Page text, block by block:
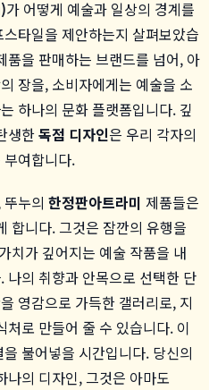
가 어떻게 예술과 일상의 경계를
타일을 제안하는지 살펴보았습
품을 판매하는 브랜드를 넘어, 아
장을, 소비자에게는 예술을 소
하나의 문화 플랫폼입니다. 깊
생한독점 디자인은 우리 각자의
여합니다.
누의 한정판아트라미 제품들은
합니다. 그것은 잠깐의 유행을
치가 깊어지는 예술 작품을 내
나의 취향과 안목으로 선택한 단
영감으로 가득한 갤러리로, 지
로 만들어 줄 수 있습니다. 이
불어넣을 시간입니다. 당신의
나의 디자인, 그것은 아마도